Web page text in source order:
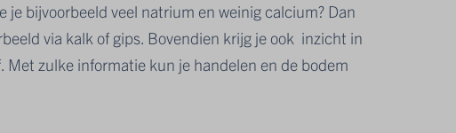
je bijvoorbeeld veel natrium en weinig calcium? Dan
via kalk of gips. Bovendien krijg je ook inzicht in
zulke informatie kun je handelen en de bodem